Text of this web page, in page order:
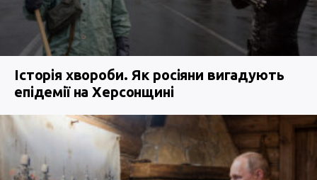
Історія хвороби. Як росіяни вигадують
епідемії на Херсонщині